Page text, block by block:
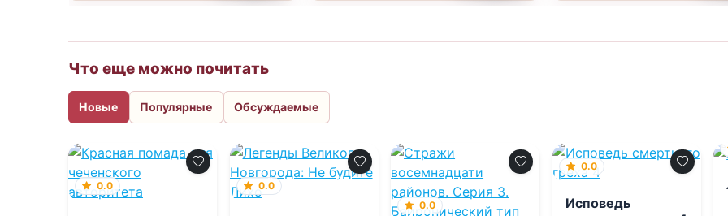
Что еще можно почитать
Новые Популярные Обсуждаемые
0.0 0.0
0.0
0.0
Исповедь